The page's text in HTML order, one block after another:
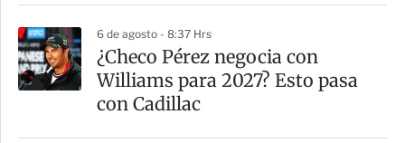
6 de agosto - 8:37 Hrs
¿Checo Pérez negocia con
Williams para 2027? Esto pasa
con Cadillac